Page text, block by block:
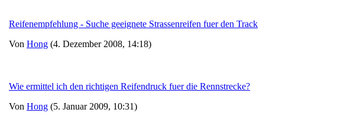
Reifenempfehlung - Suche geeignete Strassenreifen fuer den Track
Von Hong (4. Dezember 2008, 14:18)
Wie ermittel ich den richtigen Reifendruck fuer die Rennstrecke?
Von Hong (5. Januar 2009, 10:31)